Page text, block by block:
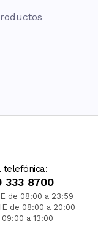
telefónica:
333 8700
de 08:00 a 23:59
de 08:00 a 20:00
a 13:00